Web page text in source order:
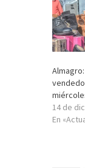
14 de
En